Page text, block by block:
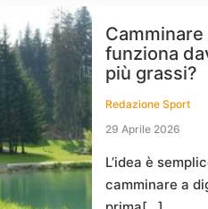
funziona
più grassi?
Redazione Sport
29 Aprile 2026
L’idea è
camminare a